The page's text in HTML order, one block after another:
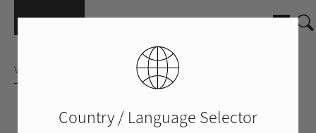
VOLLVERSTÄRKER
Country / Language Selector